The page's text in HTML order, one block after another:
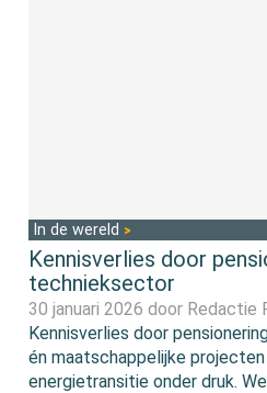
In de wereld
Kennisverlies door
technieksector
30 januari 2026 door Redactie
Kennisverlies door
én maatschappelijke
energietransitie onder druk.